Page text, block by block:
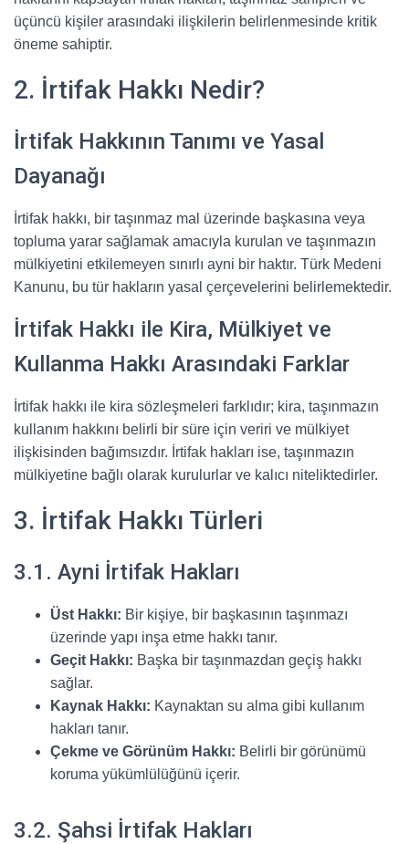
üçüncü kişiler arasındaki ilişkilerin belirlenmesinde kritik
öneme sahiptir.
2. İrtifak Hakkı Nedir?
İrtifak Hakkının Tanımı ve Yasal
Dayanağı
İrtifak hakkı, bir taşınmaz mal üzerinde başkasına veya
topluma yarar sağlamak amacıyla kurulan ve taşınmazın
mülkiyetini etkilemeyen sınırlı ayni bir haktır. Türk Medeni
Kanunu, bu tür hakların yasal çerçevelerini belirlemektedir.
İrtifak Hakkı ile Kira, Mülkiyet ve
Kullanma Hakkı Arasındaki Farklar
İrtifak hakkı ile kira sözleşmeleri farklıdır; kira, taşınmazın
kullanım hakkını belirli bir süre için veriri ve mülkiyet
ilişkisinden bağımsızdır. İrtifak hakları ise, taşınmazın
mülkiyetine bağlı olarak kurulurlar ve kalıcı niteliktedirler.
3. İrtifak Hakkı Türleri
3.1. Ayni İrtifak Hakları
Üst Hakkı: Bir kişiye, bir başkasının taşınmazı
üzerinde yapı inşa etme hakkı tanır.
Geçit Hakkı: Başka bir taşınmazdan geçiş hakkı
sağlar.
Kaynak Hakkı: Kaynaktan su alma gibi kullanım
hakları tanır.
Çekme ve Görünüm Hakkı: Belirli bir görünümü
koruma yükümlülüğünü içerir.
3.2. Şahsi İrtifak Hakları